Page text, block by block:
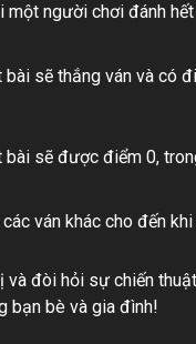
một người chơi đánh
bài sẽ thắng ván và có
bài sẽ được điểm 0,
ván khác cho đến
và đòi hỏi sự chiến
bạn bè và gia đình!